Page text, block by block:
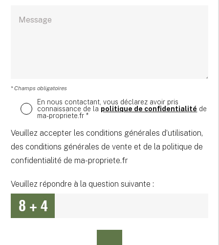
* Champs obligatoires
En nous contactant, vous déclarez avoir pris
connaissance de la politique de confidentialité de
ma-propriete.fr *
Veuillez accepter les conditions générales d’utilisation,
des conditions générales de vente et de la politique de
confidentialité de ma-propriete.fr
Veuillez répondre à la question suivante :